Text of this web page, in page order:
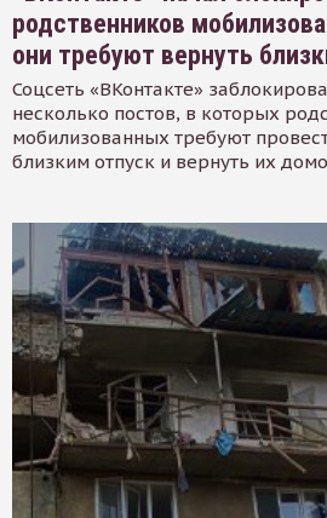
родственников
они требуют вернуть
Соцсеть «ВКонтакте»
несколько постов, в которых
мобилизованных требуют
близким отпуск и вернуть их